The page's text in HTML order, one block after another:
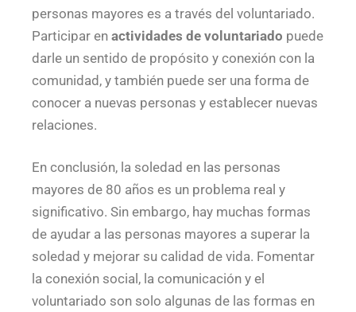
personas mayores es a través del voluntariado.
Participar en actividades de voluntariado puede
darle un sentido de propósito y conexión con la
comunidad, y también puede ser una forma de
conocer a nuevas personas y establecer nuevas
relaciones.
En conclusión, la soledad en las personas
mayores de 80 años es un problema real y
significativo. Sin embargo, hay muchas formas
de ayudar a las personas mayores a superar la
soledad y mejorar su calidad de vida. Fomentar
la conexión social, la comunicación y el
voluntariado son solo algunas de las formas en